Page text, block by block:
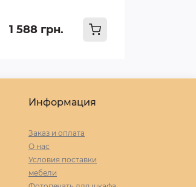
1 588 грн.
Информация
Заказ и оплата
О нас
Условия поставки
мебели